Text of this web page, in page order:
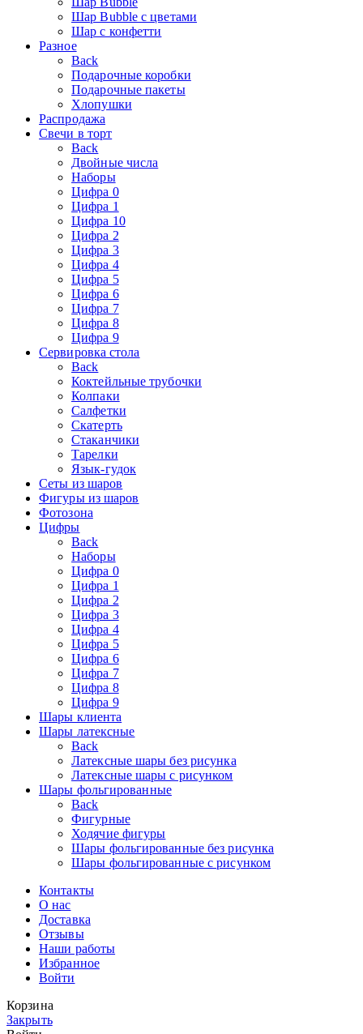
Шар Bubble с цветами
Шар с конфетти
Разное
Back
Подарочные коробки
Подарочные пакеты
Хлопушки
Распродажа
Свечи в торт
Back
Двойные числа
Наборы
Цифра 0
Цифра 1
Цифра 10
Цифра 2
Цифра 3
Цифра 4
Цифра 5
Цифра 6
Цифра 7
Цифра 8
Цифра 9
Сервировка стола
Back
Коктейльные трубочки
Колпаки
Салфетки
Скатерть
Стаканчики
Тарелки
Язык-гудок
Сеты из шаров
Фигуры из шаров
Фотозона
Цифры
Back
Наборы
Цифра 0
Цифра 1
Цифра 2
Цифра 3
Цифра 4
Цифра 5
Цифра 6
Цифра 7
Цифра 8
Цифра 9
Шары клиента
Шары латексные
Back
Латексные шары без рисунка
Латексные шары с рисунком
Шары фольгированные
Back
Фигурные
Ходячие фигуры
Шары фольгированные без рисунка
Шары фольгированные с рисунком
Контакты
О нас
Доставка
Отзывы
Наши работы
Избранное
Войти
Корзина
Закрыть